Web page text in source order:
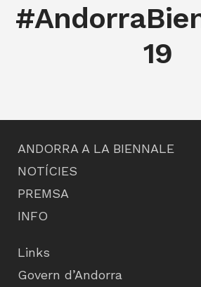
19
ANDORRA A LA BIENNALE
NOTÍCIES
PREMSA
INFO
Links
Govern d’Andorra